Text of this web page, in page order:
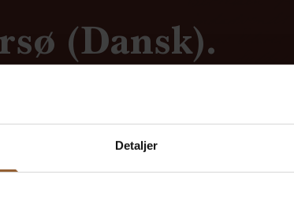
Detaljer
(Dansk).
Munks sidste nytårsprædiken kan høres på